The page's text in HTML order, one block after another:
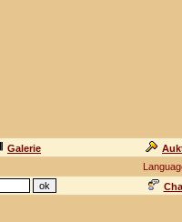
Galerie